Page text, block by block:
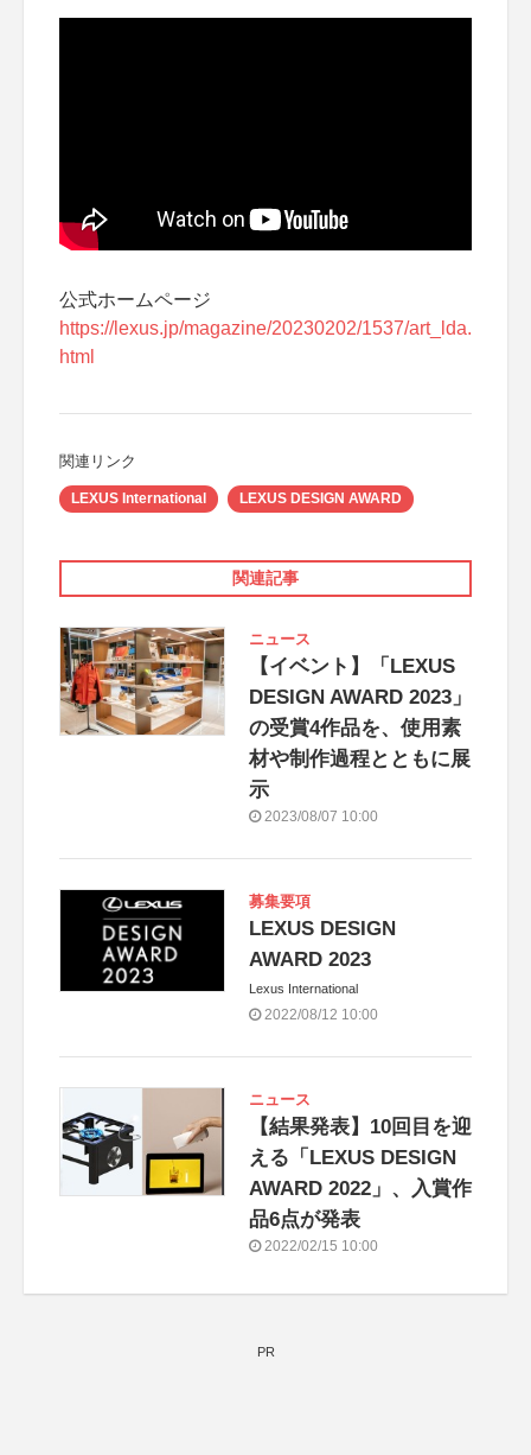
公式ホームページ
https://lexus.jp/magazine/20230202/1537/art_lda.
html
関連リンク
LEXUS International LEXUS DESIGN AWARD
関連記事
ニュース
【イベント】「LEXUS
DESIGN AWARD 2023」
の受賞4作品を、使用素
材や制作過程とともに展
示
2023/08/07 10:00
募集要項
LEXUS DESIGN
AWARD 2023
Lexus International
2022/08/12 10:00
ニュース
【結果発表】10回目を迎
える「LEXUS DESIGN
AWARD 2022」、入賞作
品6点が発表
2022/02/15 10:00
PR